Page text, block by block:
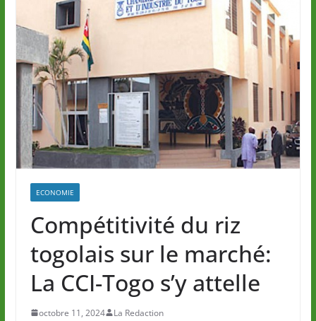
ECONOMIE
Compétitivité du riz
togolais sur le marché:
La CCI-Togo s’y attelle
octobre 11, 2024 La Redaction